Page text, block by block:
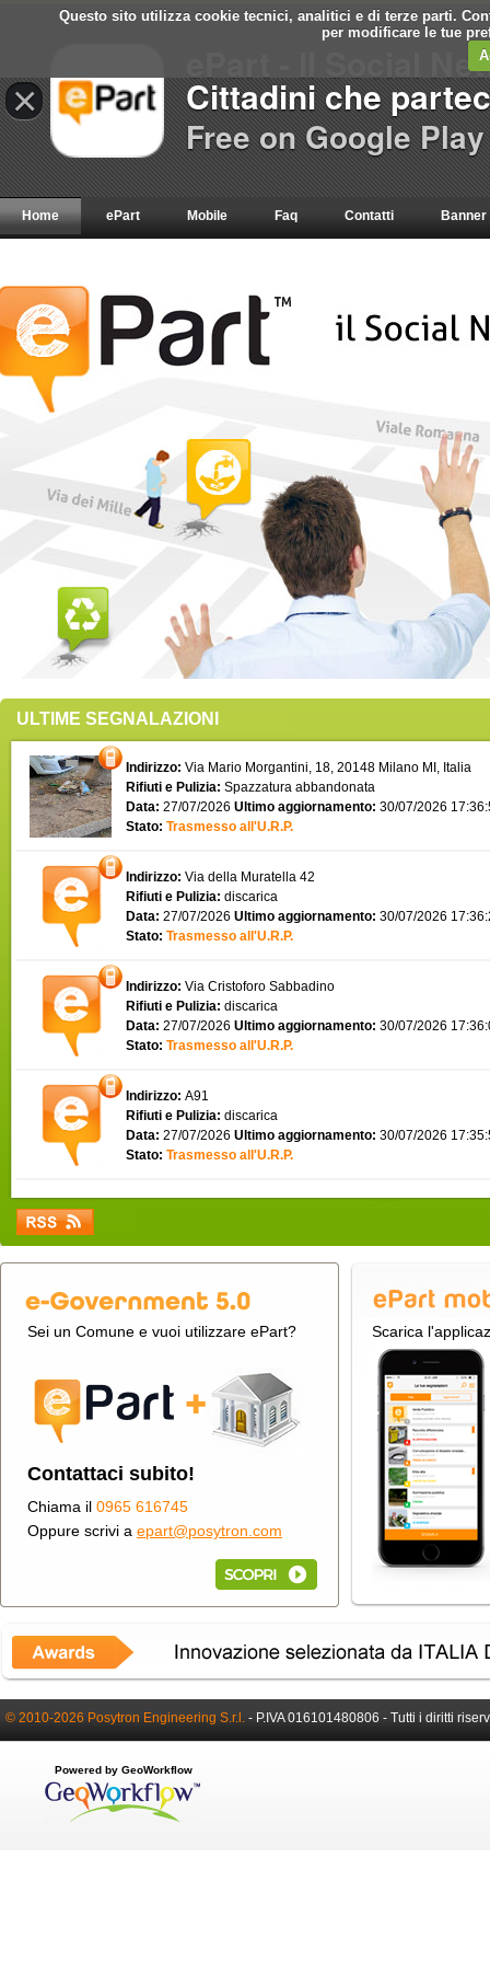
Questo sito utilizza cookie tecnici, analitici e di terze parti.
per modificare le tue
Home ePart Mobile Faq Contatti Banner
ULTIME SEGNALAZIONI
Indirizzo: Via Mario Morgantini, 18, 20148 Milano MI, Italia
Rifiuti e Pulizia: Spazzatura abbandonata
Data: 27/07/2026 Ultimo aggiornamento: 30/07/2026
Stato: Trasmesso all'U.R.P.
Indirizzo: Via della Muratella 42
Rifiuti e Pulizia: discarica
Data: 27/07/2026 Ultimo aggiornamento: 30/07/2026
Stato: Trasmesso all'U.R.P.
Indirizzo: Via Cristoforo Sabbadino
Rifiuti e Pulizia: discarica
Data: 27/07/2026 Ultimo aggiornamento: 30/07/2026
Stato: Trasmesso all'U.R.P.
Indirizzo: A91
Rifiuti e Pulizia: discarica
Data: 27/07/2026 Ultimo aggiornamento: 30/07/2026
Stato: Trasmesso all'U.R.P.
Sei un Comune e vuoi utilizzare ePart?
Contattaci subito!
Chiama il 0965 616745
Oppure scrivi a epart@posytron.com
Scarica
© 2010-2026 Posytron Engineering S.r.l. - P.IVA 016101480806 - Tutti i diritti
Powered by GeoWorkflow
×
ePart - Il Social
Cittadini che
Free on Google Play